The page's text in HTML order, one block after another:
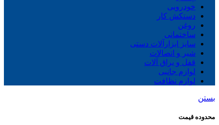
خودرویی
دستکش کار
روغن
ساختمانی
سایز ابزارآلات دستی
شیر و اتصالات
قفل و یراق آلات
لوازم جانبی
لوازم نظافت
بستن
محدوده قیمت